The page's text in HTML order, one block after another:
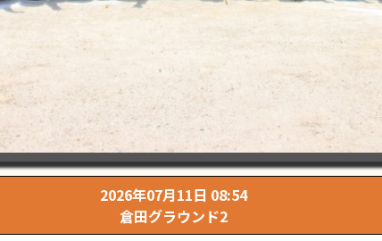
2026年07月11日 08:54
倉田グラウンド2